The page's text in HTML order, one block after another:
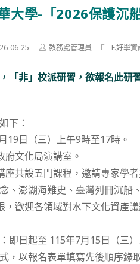
大學-「2026保護沉
06-25
Post教務處管理員
PostF.好學資
，「非」校派研習，欲報名此
下：
19日（三）上午9時至17時。
府文化局演講室。
座共設五門課程，邀請專家學
、澎湖海難史、臺灣列冊沉船
，歡迎各領域對水下文化資產
即日起至 115年7月15日（三
，以報名表單填寫先後順序錄